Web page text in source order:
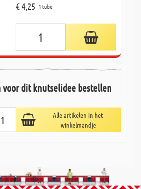
€ 4,25 1 tube
dit knutselidee bestellen
Alle artikelen in het
winkelmandje